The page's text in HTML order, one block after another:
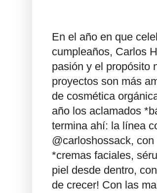
En el año en que
cumpleaños, Carlos
pasión y el propósito
proyectos son más
de cosmética
año los aclamados
termina ahí: la línea
@carloshossack,
*cremas faciales,
piel desde dentro,
de crecer! Con las